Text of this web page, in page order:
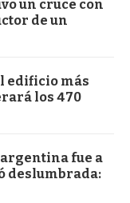
un cruce con
de un
edificio más
los 470
fue a
deslumbrada: